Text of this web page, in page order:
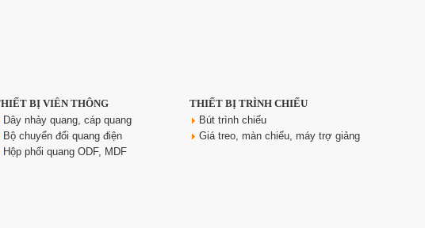
BỊ VIỄN THÔNG
Dây nhảy quang, cáp quang
Bộ chuyển đổi quang điện
Hộp phối quang ODF, MDF
THIẾT BỊ TRÌNH CHIẾU
Bút trình chiếu
Giá treo, màn chiếu, máy trợ giảng